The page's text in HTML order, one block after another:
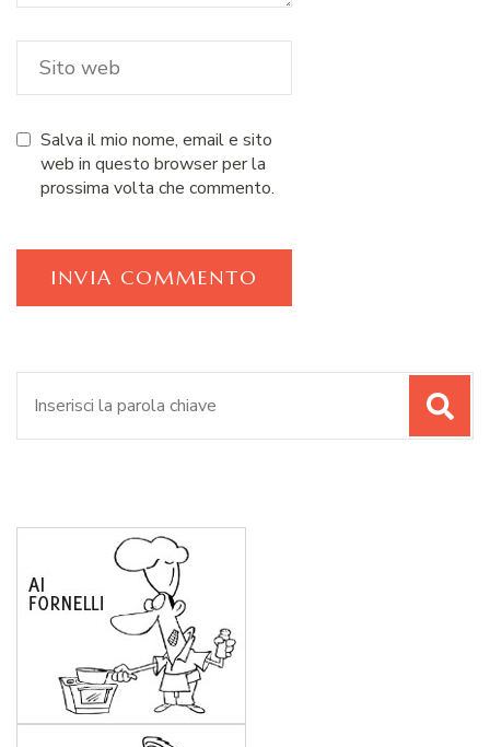
Salva il mio nome, email e sito
web in questo browser per la
prossima volta che commento.